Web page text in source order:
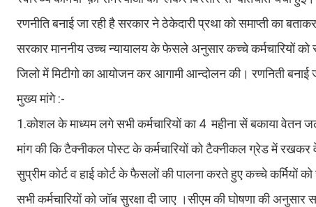
रणनीति बनाई जा रही है सरकार ने ठेकेदारी प्रथा को समाप्ती का
सरकार माननीय उच्च न्यायालय के फेसले अनुसार कच्चे कर्मचारियों को
जिलो में मिटीगो का आयोजन कर आगामी आन्दोलन की। रणनिती बनाई
मुख्य मांगे :-
1.कोशल के माध्यम लगे सभी कर्मचारियों का 4 महीना सें बकाया वेतन
मांग की कि टैक्नीकल पोस्ट के कर्मचारियों को टैक्नीकल ग्रेड में रखकर
सुप्रीम कोर्ट व हाई कोर्ट के फैसलों की पालना करते हुए कच्चे
सभी कर्मचारियों को जॉब सुरक्षा दी जाए ।सीएम की घोषणा की अनुसार